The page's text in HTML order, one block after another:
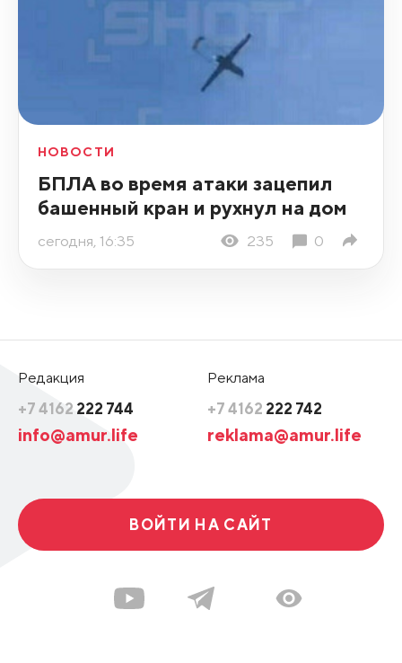
НОВОСТИ
БПЛА во время атаки зацепил
башенный кран и рухнул на дом
сегодня, 16:35 235 0
Редакция
+7 4162 222 744
info@amur.life
Реклама
+7 4162 222 742
reklama@amur.life
ВОЙТИ НА САЙТ